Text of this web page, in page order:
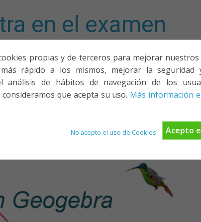
propias y de terceros para mejorar
rápido a los mismos, mejorar la seguridad
análisis de hábitos de navegación de los
que acepta su uso. Más información
Acepto
No acepto el uso de Cookies
en el examen
PONENCIAS Y CURSOS ¿QUIÉNES SOMOS?